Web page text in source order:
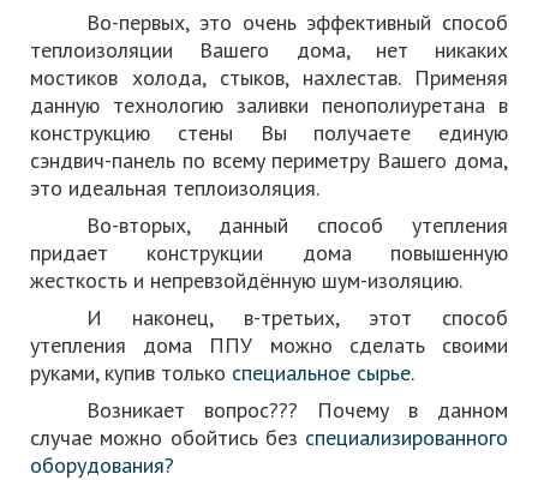
Во-первых, это очень эффективный способ
теплоизоляции Вашего дома, нет никаких
мостиков холода, стыков, нахлестав. Применяя
данную технологию заливки пенополиуретана в
конструкцию стены Вы получаете единую
сэндвич-панель по всему периметру Вашего дома,
это идеальная теплоизоляция.
Во-вторых, данный способ утепления
придает конструкции дома повышенную
жесткость и непревзойдённую шум-изоляцию.
И наконец, в-третьих, этот способ
утепления дома ППУ можно сделать своими
руками, купив только специальное сырье.
Возникает вопрос??? Почему в данном
случае можно обойтись без специализированного
оборудования?